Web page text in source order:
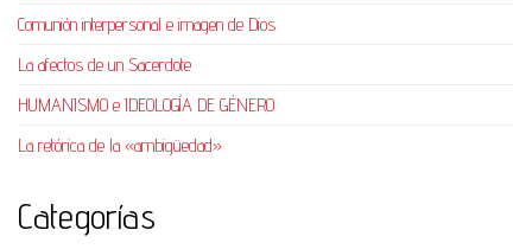
Comunión interpersonal e imagen de Dios
La afectos de un Sacerdote
HUMANISMO e IDEOLOGÍA DE GÉNERO
La retórica de la «ambigüedad»
Categorías